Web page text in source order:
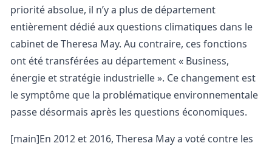
priorité absolue, il n’y a plus de département
entièrement dédié aux questions climatiques dans le
cabinet de Theresa May. Au contraire, ces fonctions
ont été transférées au département « Business,
énergie et stratégie industrielle ». Ce changement est
le symptôme que la problématique environnementale
passe désormais après les questions économiques.
[main]En 2012 et 2016, Theresa May a voté contre les